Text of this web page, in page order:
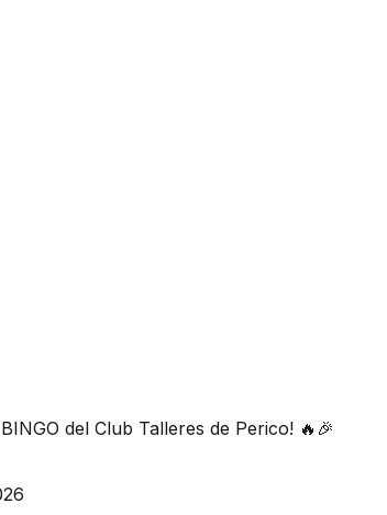
del Club Talleres de Perico! 🔥🎉